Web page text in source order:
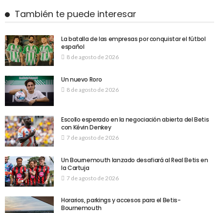
También te puede interesar
La batalla de las empresas por conquistar el fútbol
español
8 de agosto de 2026
Un nuevo Roro
8 de agosto de 2026
Escollo esperado en la negociación abierta del Betis
con Kévin Denkey
7 de agosto de 2026
Un Bournemouth lanzado desafiará al Real Betis en
la Cartuja
7 de agosto de 2026
Horarios, parkings y accesos para el Betis-
Bournemouth